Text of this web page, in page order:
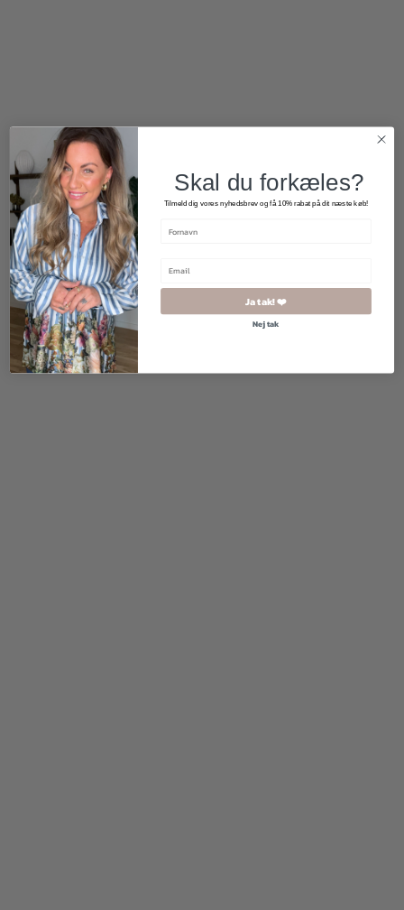
Skal du forkæles?
Tilmeld dig vores nyhedsbrev og få 10% rabat på dit næste køb!
Ja tak! ❤️
Nej tak